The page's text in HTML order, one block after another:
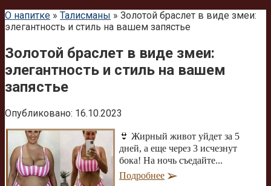
О напитке » Талисманы » Золотой браслет в виде змеи:
элегантность и стиль на вашем запястье
Золотой браслет в виде змеи:
элегантность и стиль на вашем
запястье
Опубликовано: 16.10.2023
👙 Жирный живот уйдет за 5
дней, а еще через 3 исчезнут
бока! На ночь съедайте...
Подробнее